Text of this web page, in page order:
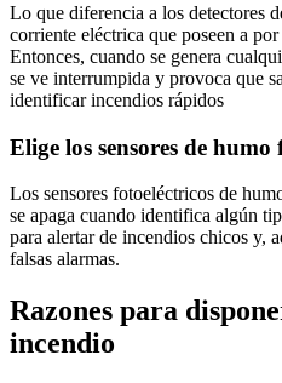
Lo que diferencia a los detectores
corriente eléctrica que poseen a
Entonces, cuando se genera
se ve interrumpida y provoca que
identificar incendios rápidos
Elige los sensores de humo
Los sensores fotoeléctricos de
se apaga cuando identifica algún
para alertar de incendios chicos y,
falsas alarmas.
Razones para
incendio